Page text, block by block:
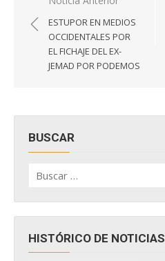
de
entradas
ESTUPOR EN MEDIOS
OCCIDENTALES POR
EL FICHAJE DEL EX-
JEMAD POR PODEMOS
BUSCAR
por:
HISTÓRICO DE NOTICIAS